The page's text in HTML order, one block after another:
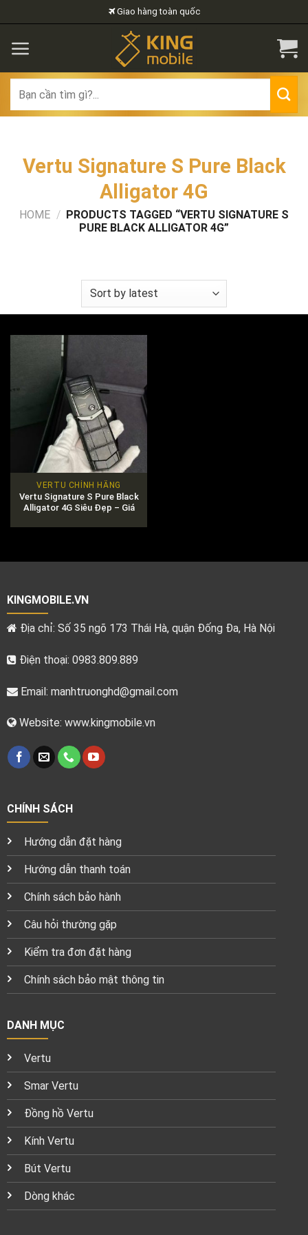
to
content
Giao hàng toàn quốc
for:
Vertu Signature S Pure Black
Alligator 4G
HOME / PRODUCTS TAGGED “VERTU SIGNATURE S
PURE BLACK ALLIGATOR 4G”
VERTU CHÍNH HÃNG
Vertu Signature S Pure Black
Alligator 4G Siêu Đẹp – Giá
KINGMOBILE.VN
Địa chỉ: Số 35 ngõ 173 Thái Hà, quận Đống Đa, Hà Nội
Điện thoại: 0983.809.889
Email: manhtruonghd@gmail.com
Website: www.kingmobile.vn
CHÍNH SÁCH
Hướng dẫn đặt hàng
Hướng dẫn thanh toán
Chính sách bảo hành
Câu hỏi thường gặp
Kiểm tra đơn đặt hàng
Chính sách bảo mật thông tin
DANH MỤC
Vertu
Smar Vertu
Đồng hồ Vertu
Kính Vertu
Bút Vertu
Dòng khác